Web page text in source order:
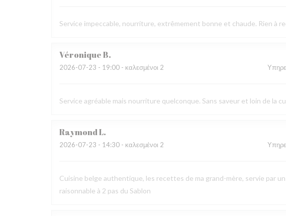
Service impeccable, nourriture, extrêmement bonne et chaude. Rien à
VéroniqueB
2026-07-23 - 19:00 - καλεσμένοι 2
Service agréable mais nourriture quelconque. Sans saveur et loin de la
RaymondL
2026-07-23 - 14:30 - καλεσμένοι 2
Cuisine belge authentique, les recettes de ma grand-mère, servie par
raisonnable à 2 pas du Sablon